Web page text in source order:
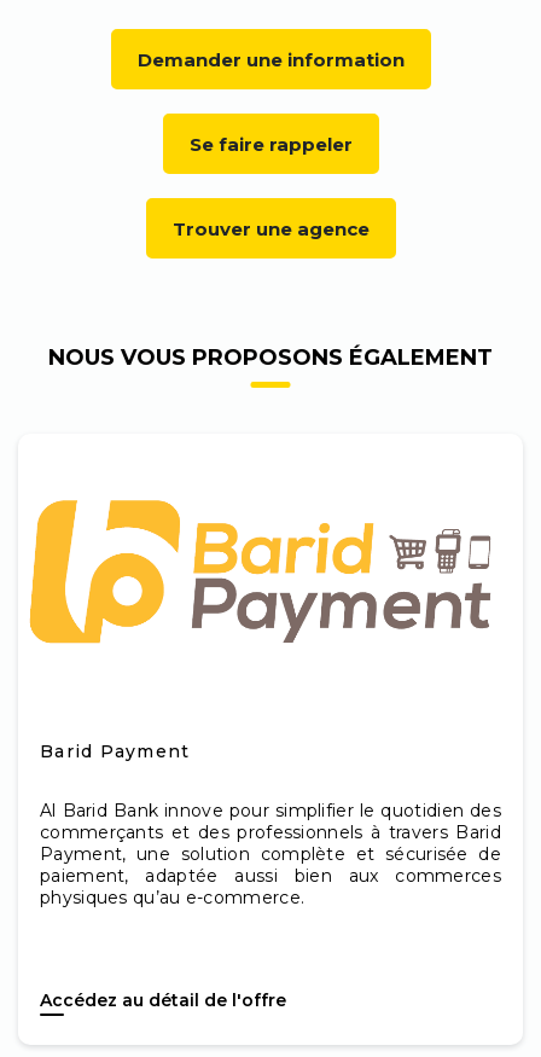
Demander une information
Se faire rappeler
Trouver une agence
NOUS VOUS PROPOSONS ÉGALEMENT
Barid Payment
Al Barid Bank innove pour simplifier le quotidien des
commerçants et des professionnels à travers Barid
Payment, une solution complète et sécurisée de
paiement, adaptée aussi bien aux commerces
physiques qu’au e-commerce.
Accédez au détail de l'offre